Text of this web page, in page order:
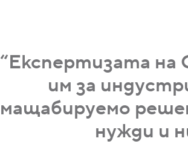
“Експертизата на
им за
мащабируемо
нужди и